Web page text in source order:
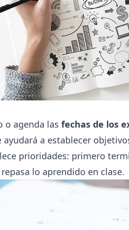
o agenda las fechas de los
a establecer
prioridades: primero
lo aprendido en clase.